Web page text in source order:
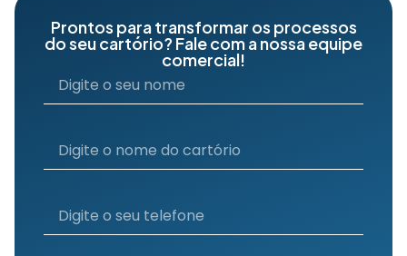
Prontos para transformar os processos
do seu cartório? Fale com a nossa equipe
comercial!